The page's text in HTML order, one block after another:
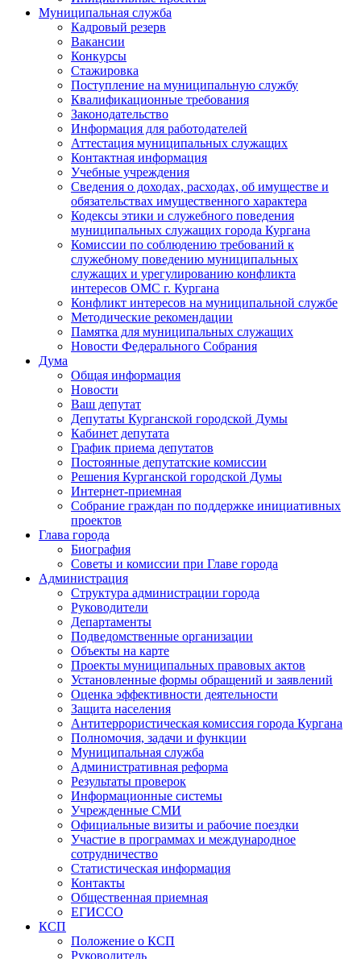
Муниципальная служба
Кадровый резерв
Вакансии
Конкурсы
Стажировка
Поступление на муниципальную службу
Квалификационные требования
Законодательство
Информация для работодателей
Аттестация муниципальных служащих
Контактная информация
Учебные учреждения
Сведения о доходах, расходах, об имуществе и
обязательствах имущественного характера
Кодексы этики и служебного поведения
муниципальных служащих города Кургана
Комиссии по соблюдению требований к
служебному поведению муниципальных
служащих и урегулированию конфликта
интересов ОМС г. Кургана
Конфликт интересов на муниципальной службе
Методические рекомендации
Памятка для муниципальных служащих
Новости Федерального Cобрания
Дума
Общая информация
Новости
Ваш депутат
Депутаты Курганской городской Думы
Кабинет депутата
График приема депутатов
Постоянные депутатские комиссии
Решения Курганской городской Думы
Интернет-приемная
Собрание граждан по поддержке инициативных
проектов
Глава города
Биография
Советы и комиссии при Главе города
Администрация
Структура администрации города
Руководители
Департаменты
Подведомственные организации
Объекты на карте
Проекты муниципальных правовых актов
Установленные формы обращений и заявлений
Оценка эффективности деятельности
Защита населения
Антитеррористическая комиссия города Кургана
Полномочия, задачи и функции
Муниципальная служба
Административная реформа
Результаты проверок
Информационные системы
Учрежденные СМИ
Официальные визиты и рабочие поездки
Участие в программах и международное
сотрудничество
Статистическая информация
Контакты
Общественная приемная
ЕГИССО
КСП
Положение о КСП
Руководитель